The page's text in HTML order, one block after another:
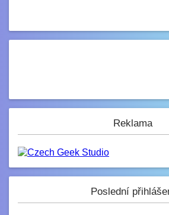
Reklama
Poslední